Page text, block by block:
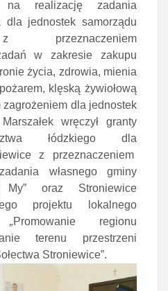
na realizację zadania
dla jednostek samorządu
przeznaczeniem
w zakresie zakupu
życia, zdrowia, mienia
klęską żywiołową
zagrożeniem dla jednostek
wręczył granty
łódzkiego dla
z przeznaczeniem
własnego gminy
My” oraz Stroniewice
projektu lokalnego
Promowanie regionu
terenu przestrzeni
Stroniewice”.